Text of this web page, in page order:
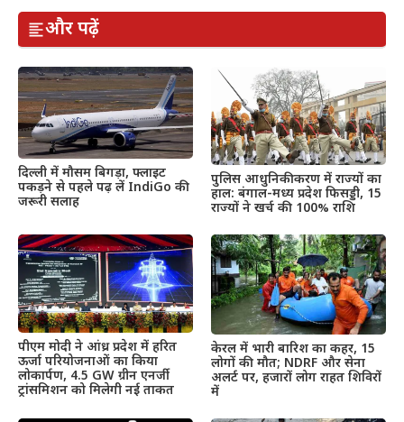
और पढ़ें
दिल्ली में मौसम बिगड़ा, फ्लाइट
पकड़ने से पहले पढ़ लें IndiGo की
जरूरी सलाह
पुलिस आधुनिकीकरण में राज्यों का
हाल: बंगाल-मध्य प्रदेश फिसड्डी, 15
राज्यों ने खर्च की 100% राशि
पीएम मोदी ने आंध्र प्रदेश में हरित
ऊर्जा परियोजनाओं का किया
लोकार्पण, 4.5 GW ग्रीन एनर्जी
ट्रांसमिशन को मिलेगी नई ताकत
केरल में भारी बारिश का कहर, 15
लोगों की मौत; NDRF और सेना
अलर्ट पर, हजारों लोग राहत शिविरों
में